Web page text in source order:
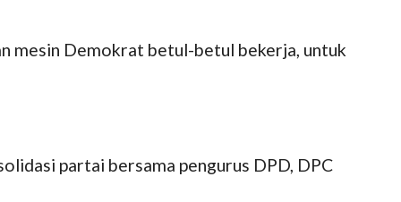
mesin Demokrat betul-betul bekerja, untuk
partai bersama pengurus DPD, DPC